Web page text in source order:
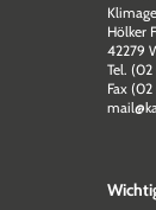
Hölker
42279
Tel.
Fax